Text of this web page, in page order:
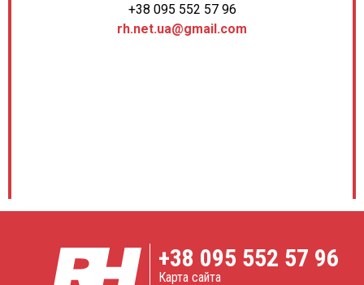
+38 095 552 57 96
rh.net.ua@gmail.com
+38 095 552 57 96
Карта сайта